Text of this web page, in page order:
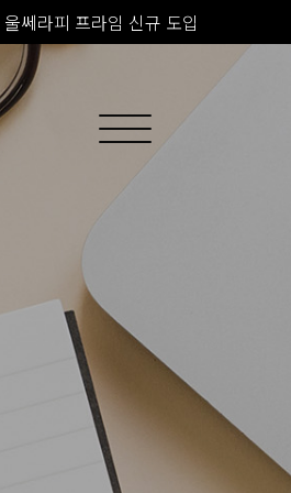
울쎄라피 프라임 신규 도입
고압산소치료 신규 도입
전 지점 피부과 전문의 진료
울쎄라피 프라임 신규 도입